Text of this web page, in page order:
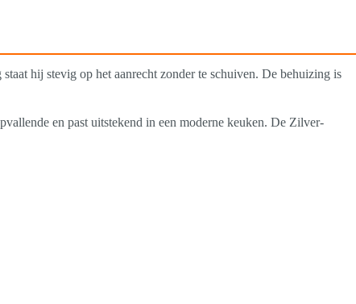
hij stevig op het aanrecht zonder te schuiven. De behuizing is
en past uitstekend in een moderne keuken. De Zilver-